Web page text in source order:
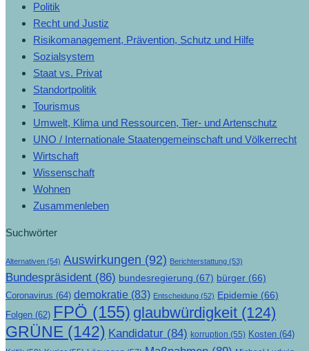
Politik
Recht und Justiz
Risikomanagement, Prävention, Schutz und Hilfe
Sozialsystem
Staat vs. Privat
Standortpolitik
Tourismus
Umwelt, Klima und Ressourcen, Tier- und Artenschutz
UNO / Internationale Staatengemeinschaft und Völkerrecht
Wirtschaft
Wissenschaft
Wohnen
Zusammenleben
Suchwörter
Alternativen (54) Auswirkungen (92) Berichterstattung (53)
Bundespräsident (86) bundesregierung (67) bürger (66)
Coronavirus (64) demokratie (83) Entscheidung (52) Epidemie (66)
Folgen (62) FPÖ (155) glaubwürdigkeit (124)
GRÜNE (142) Kandidatur (84) korruption (55) Kosten (64)